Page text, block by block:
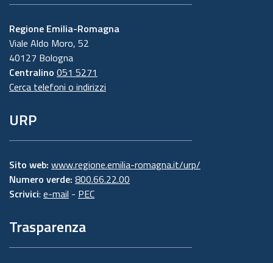
Regione Emilia-Romagna
Viale Aldo Moro, 52
40127 Bologna
Centralino 051 5271
Cerca telefoni o indirizzi
URP
Sito web: www.regione.emilia-romagna.it/urp/
Numero verde: 800.66.22.00
Scrivici: e-mail - PEC
Trasparenza